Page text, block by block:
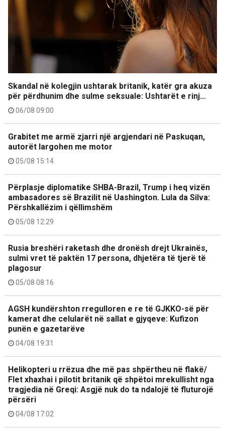
Skandal në kolegjin ushtarak britanik, katër gra akuza
për përdhunim dhe sulme seksuale: Ushtarët e rinj…
06/08 09:00
Grabitet me armë zjarri një argjendari në Paskuqan,
autorët largohen me motor
05/08 15:14
Përplasje diplomatike SHBA-Brazil, Trump i heq vizën
ambasadores së Brazilit në Uashington. Lula da Silva:
Përshkallëzim i qëllimshëm
05/08 12:29
Rusia breshëri raketash dhe dronësh drejt Ukrainës,
sulmi vret të paktën 17 persona, dhjetëra të tjerë të
plagosur
05/08 08:16
AGSH kundërshton rregulloren e re të GJKKO-së për
kamerat dhe celularët në sallat e gjyqeve: Kufizon
punën e gazetarëve
04/08 19:31
Helikopteri u rrëzua dhe më pas shpërtheu në flakë/
Flet xhaxhai i pilotit britanik që shpëtoi mrekullisht nga
tragjedia në Greqi: Asgjë nuk do ta ndalojë të fluturojë
përsëri
04/08 17:02